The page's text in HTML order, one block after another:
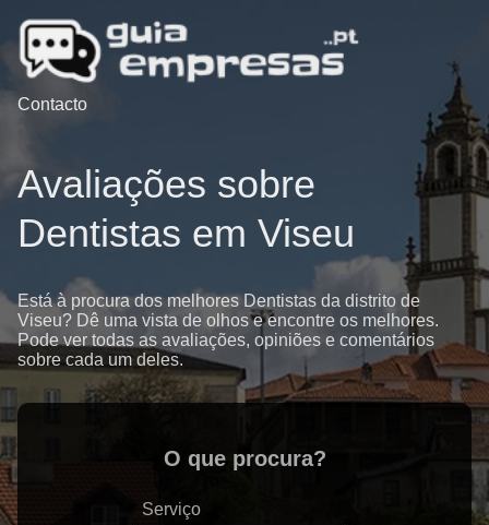
Contacto
Avaliações sobre
Dentistas em Viseu
Está à procura dos melhores Dentistas da distrito de
Viseu? Dê uma vista de olhos e encontre os melhores.
Pode ver todas as avaliações, opiniões e comentários
sobre cada um deles.
O que procura?
Serviço